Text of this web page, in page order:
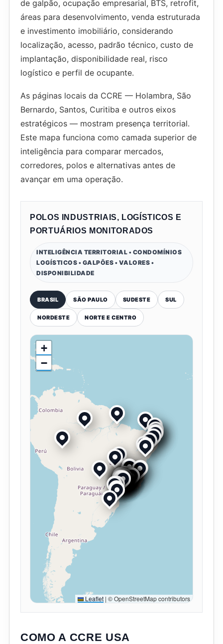
de galpão, ocupação empresarial, BTS, retrofit,
áreas para desenvolvimento, venda estruturada
e investimento imobiliário, considerando
localização, acesso, padrão técnico, custo de
implantação, disponibilidade real, risco
logístico e perfil de ocupante.
As páginas locais da CCRE — Holambra, São
Bernardo, Santos, Curitiba e outros eixos
estratégicos — mostram presença territorial.
Este mapa funciona como camada superior de
inteligência para comparar mercados,
corredores, polos e alternativas antes de
avançar em uma operação.
POLOS INDUSTRIAIS, LOGÍSTICOS E
PORTUÁRIOS MONITORADOS
INTELIGÊNCIA TERRITORIAL • CONDOMÍNIOS
LOGÍSTICOS • GALPÕES • VALORES •
DISPONIBILIDADE
BRASIL SÃO PAULO SUDESTE SUL
NORDESTE NORTE E CENTRO
+
−
Leaflet | © OpenStreetMap contributors
COMO A CCRE USA